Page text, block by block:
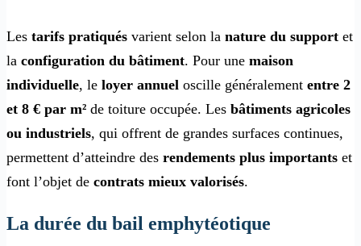
Les tarifs pratiqués varient selon la nature du support et
la configuration du bâtiment. Pour une maison
individuelle, le loyer annuel oscille généralement entre 2
et 8 € par m² de toiture occupée. Les bâtiments agricoles
ou industriels, qui offrent de grandes surfaces continues,
permettent d’atteindre des rendements plus importants et
font l’objet de contrats mieux valorisés.
La durée du bail emphytéotique